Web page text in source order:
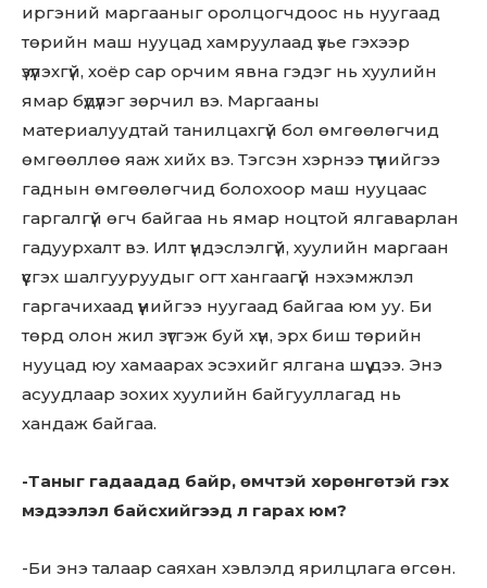
иргэний маргааныг оролцогчдоос нь нуугаад
төрийн маш нууцад хамруулаад үзье гэхээр
үзүүлэхгүй, хоёр сар орчим явна гэдэг нь хуулийн
ямар бүдүүлэг зөрчил вэ. Маргааны
материалуудтай танилцахгүй бол өмгөөлөгчид
өмгөөллөө яаж хийх вэ. Тэгсэн хэрнээ түүнийгээ
гаднын өмгөөлөгчид болохоор маш нууцаас
гаргалгүй өгч байгаа нь ямар ноцтой ялгаварлан
гадуурхалт вэ. Илт үндэслэлгүй, хуулийн маргаан
үүсгэх шалгууруудыг огт хангаагүй нэхэмжлэл
гаргачихаад үүнийгээ нуугаад байгаа юм уу. Би
төрд олон жил зүтгэж буй хүн, эрх биш төрийн
нууцад юу хамаарах эсэхийг ялгана шүү дээ. Энэ
асуудлаар зохих хуулийн байгууллагад нь
хандаж байгаа.
-Таныг гадаадад байр, өмчтэй хөрөнгөтэй гэх
мэдээлэл байсхийгээд л гарах юм?
-Би энэ талаар саяхан хэвлэлд ярилцлага өгсөн.